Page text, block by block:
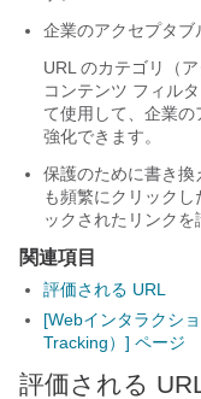
企業のアクセプタブ
URL のカテゴリ（
コンテンツ フィル
て使用して、企業
強化できます。
保護のために書き換
も頻繁にクリック
ックされたリンクを
関連項目
評価される URL
[Webインタラクシ
Tracking）] ページ
評価される